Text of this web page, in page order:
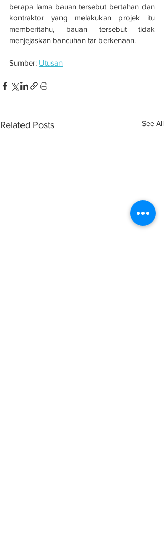
berapa lama bauan tersebut bertahan dan
kontraktor yang melakukan projek itu
memberitahu, bauan tersebut tidak
menjejaskan bancuhan tar berkenaan.
Sumber: Utusan
Related Posts See All